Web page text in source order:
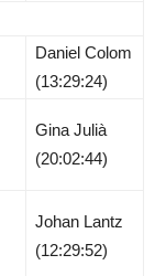
Daniel Colom
(13:29:24)
Gina Julià
(20:02:44)
Johan Lantz
(12:29:52)